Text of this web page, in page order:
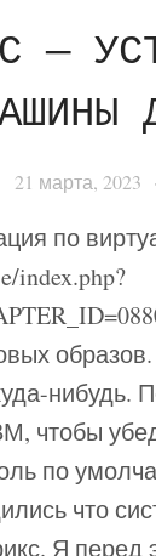
—
21 марта, 2023 ·
по
index.php?
нибудь.
чтобы
по
что
Я